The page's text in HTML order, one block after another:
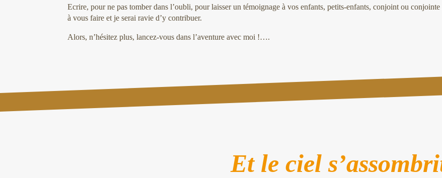
Ecrire, pour ne pas tomber dans l’oubli, pour laisser un témoignage à vos enfants, petits-enfants, conjoint ou
à vous faire et je serai ravie d’y contribuer.
Alors, n’hésitez plus, lancez-vous dans l’aventure avec moi !….
Et le ciel